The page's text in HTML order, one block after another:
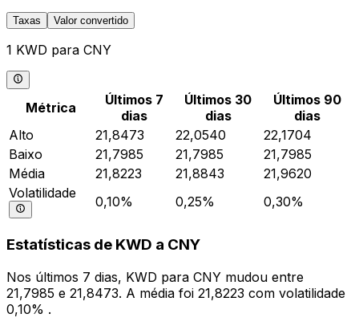
Taxas Valor convertido
1 KWD para CNY
Métrica
Últimos 7
dias
Últimos 30
dias
Últimos 90
dias
Alto
21,8473 22,0540
22,1704
Baixo
21,7985 21,7985
21,7985
Média
21,8223 21,8843
21,9620
Volatilidade
0,10% 0,25% 0,30%
Estatísticas de KWD a CNY
Nos últimos 7 dias, KWD para CNY mudou entre
21,7985 e 21,8473. A média foi 21,8223 com volatilidade
0,10% .